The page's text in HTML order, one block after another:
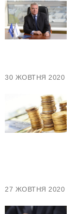
30 ЖОВТНЯ 2020
27 ЖОВТНЯ 2020